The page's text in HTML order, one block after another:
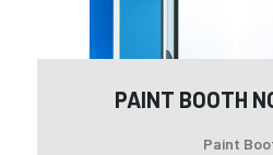
PAINT BOOTH
Paint